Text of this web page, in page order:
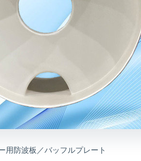
用防波板／バッフルプレート